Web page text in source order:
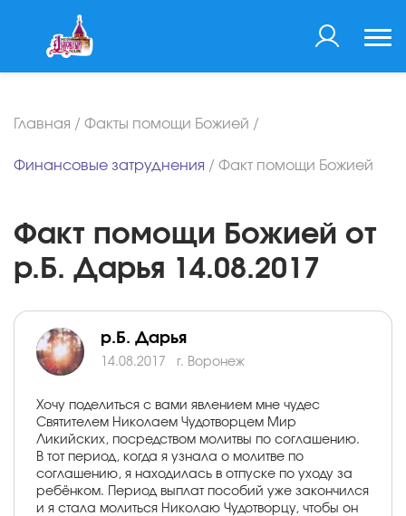
Главная / Факты помощи Божией /
Финансовые затруднения / Факт помощи Божией
Факт помощи Божией от
р.Б. Дарья 14.08.2017
р.Б. Дарья
14.08.2017 г. Воронеж
Хочу поделиться с вами явлением мне чудес
Святителем Николаем Чудотворцем Мир
Ликийских, посредством молитвы по соглашению.
В тот период, когда я узнала о молитве по
соглашению, я находилась в отпуске по уходу за
ребёнком. Период выплат пособий уже закончился
и я стала молиться Николаю Чудотворцу, чтобы он